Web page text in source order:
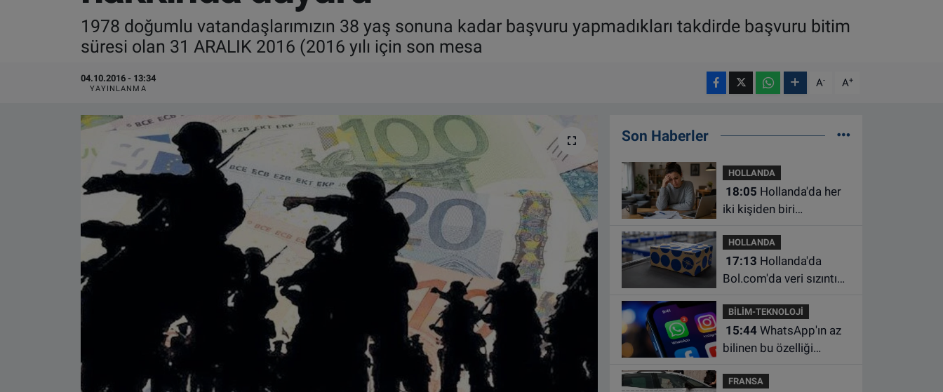
1978 doğumlu vatandaşlarımızın 38 yaş sonuna kadar başvuru yapmadıkları takdirde başvuru bitim
süresi olan 31 ARALIK 2016 (2016 yılı için son mesa
04.10.2016 - 13:34
YAYINLANMA A- A+
Son Haberler
HOLLANDA
18:05
iki kişiden biri
HOLLANDA
17:13
Bol.com'da veri sızıntısı:
geçirilmiş olabilir
BİLİM-TEKNOLOJİ
15:44WhatsApp'ın az
bilinen bu özelliği
hale getiriyor
FRANSA
VIDEO GALERİ
Çerez Politikası